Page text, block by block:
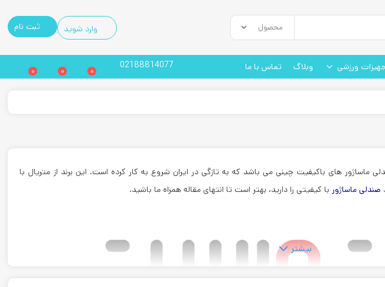
وارد شوید ثبت نام
ورزشی وبلاگ تماس با ما 02188814077
0
0
0
ماساژور های باکیفیت چینی می باشد که به تازگی در ایران شروع به کار کرده است. این برند از متریال با
صندلی ماساژور با کیفیتی را دارید، بهتر است تا انتهای مقاله همراه ما باشید.
بیشتر